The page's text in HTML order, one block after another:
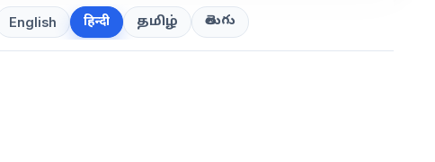
English हिन्दी தமிழ் తెలుగు